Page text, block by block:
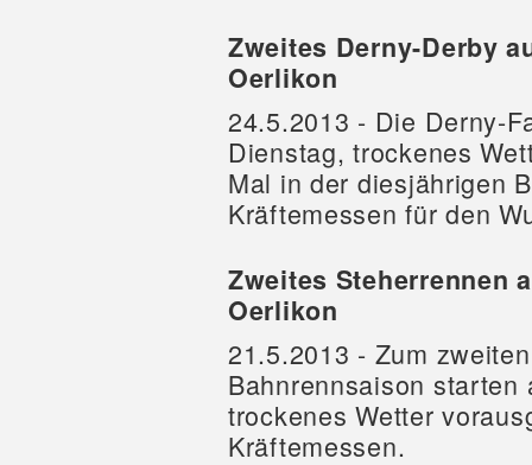
Zweites Derny-Derby
Oerlikon
24.5.2013 - Die Derny-
Dienstag, trockenes
Mal in der diesjährigen
Kräftemessen für den
Zweites Steherrennen
Oerlikon
21.5.2013 - Zum
Bahnrennsaison
trockenes Wetter
Kräftemessen.